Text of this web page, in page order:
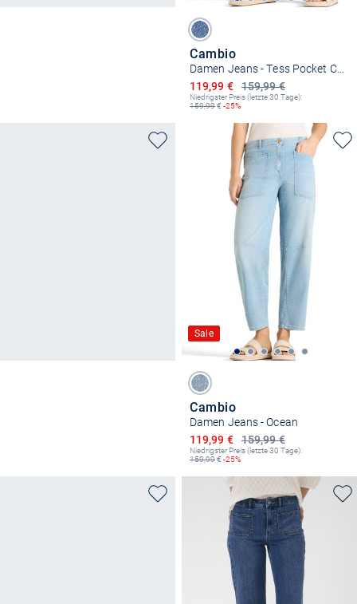
Cambio
Damen Jeans - Tess Pocket Cropped
159,99 €
Ermäßigter Preis
119,99 €
Niedrigster Preis (letzte 30 Tage):
159,99€ -25%
Sale
Cambio
Damen Jeans - Ocean
159,99 €
Ermäßigter Preis
119,99 €
Niedrigster Preis (letzte 30 Tage):
159,99€ -25%